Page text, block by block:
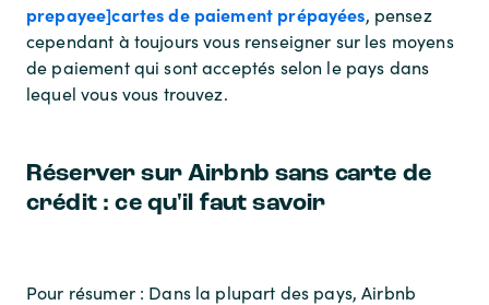
prepayee]cartes de paiement prépayées, pensez
cependant à toujours vous renseigner sur les moyens
de paiement qui sont acceptés selon le pays dans
lequel vous vous trouvez.
Réserver sur Airbnb sans carte de
crédit : ce qu'il faut savoir
Pour résumer : Dans la plupart des pays, Airbnb